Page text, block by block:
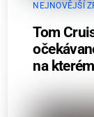
NEJNOVĚJŠÍ
Tom
na